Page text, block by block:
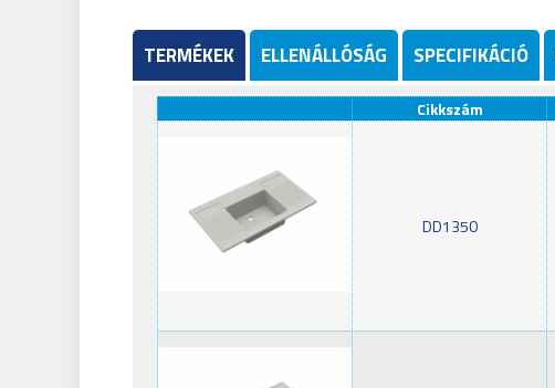
TERMÉKEK ELLENÁLLÓSÁG SPECIFIKÁCIÓ
Cikkszám
DD1350